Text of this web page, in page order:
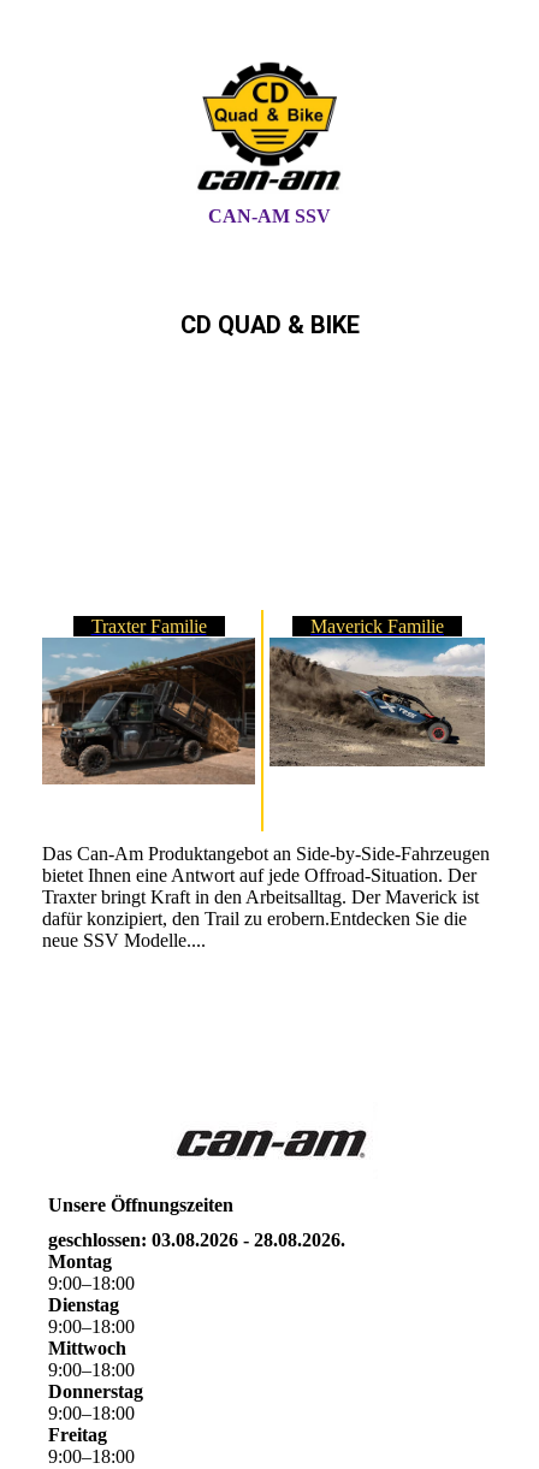
CAN-AM SSV
CD QUAD & BIKE
Traxter Familie Maverick Familie
Das Can-Am Produktangebot an Side-by-Side-Fahrzeugen
bietet Ihnen eine Antwort auf jede Offroad-Situation. Der
Traxter bringt Kraft in den Arbeitsalltag. Der Maverick ist
dafür konzipiert, den Trail zu erobern.Entdecken Sie die
neue SSV Modelle....
Unsere Öffnungszeiten
geschlossen: 03.08.2026 - 28.08.2026.
Montag
9:00–18:00
Dienstag
9:00–18:00
Mittwoch
9:00–18:00
Donnerstag
9:00–18:00
Freitag
9:00–18:00